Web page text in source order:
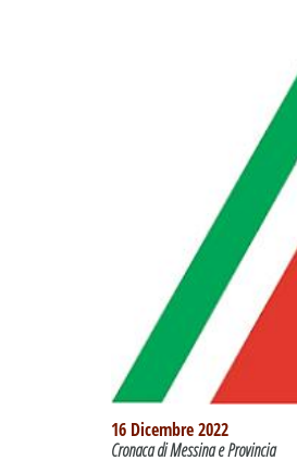
16 Dicembre 2022
Cronaca di Messina e Provincia